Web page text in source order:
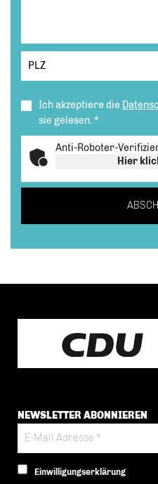
Ich akzeptiere die
sie gelesen.*
Anti-Roboter-
Hier
NEWSLETTER ABONNIEREN
Einwilligungserklärung